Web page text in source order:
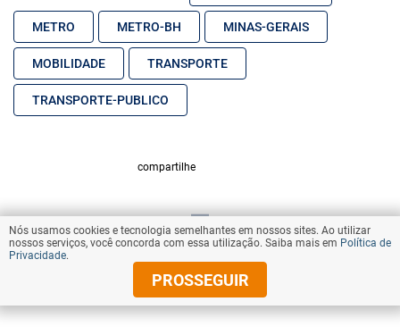
METRO METRO-BH MINAS-GERAIS
MOBILIDADE TRANSPORTE
TRANSPORTE-PUBLICO
compartilhe
VOLTAR AO TOPO
© Copyright 2026 Diários Associados
Nós usamos cookies e tecnologia semelhantes em nossos sites. Ao utilizar
nossos serviços, você concorda com essa utilização. Saiba mais em Política de
Privacidade.
PROSSEGUIR